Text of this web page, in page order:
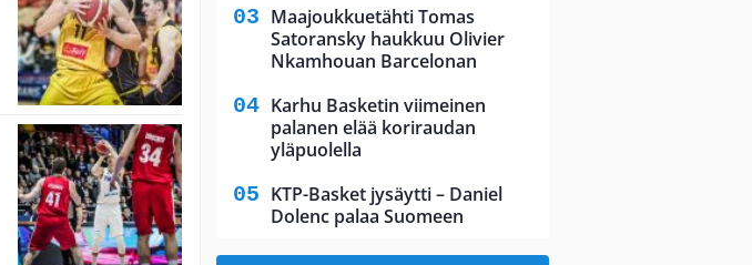
Maajoukkuetähti Tomas
Satoransky haukkuu Olivier
Nkamhouan Barcelonan
Karhu Basketin viimeinen
palanen elää koriraudan
yläpuolella
KTP-Basket jysäytti – Daniel
Dolenc palaa Suomeen